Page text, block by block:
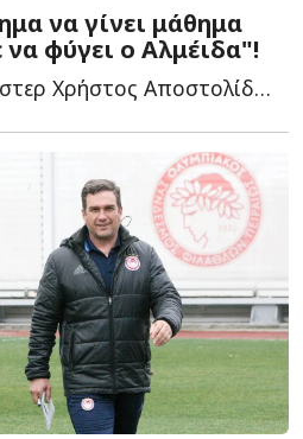
να γίνει μάθημα
φύγει ο Αλμέιδα"!
Ο Κύπριος σπορκτάστερ Χρήστος Αποστολίδης στο Sportdog γ...